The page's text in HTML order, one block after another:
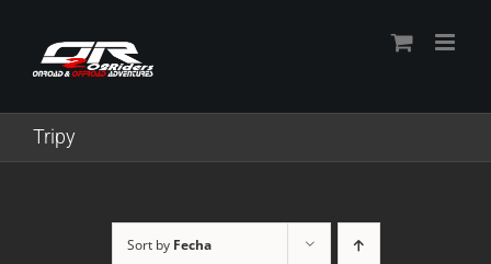
content
Tripy
Sort by Fecha